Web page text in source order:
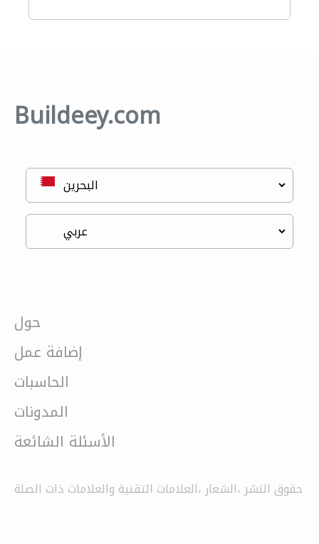
Buildeey.com
حول
إضافة عمل
الحاسبات
المدونات
الأسئلة الشائعة
حقوق النشر ،الشعار ،العلامات التقنية والعلامات ذات الصلة